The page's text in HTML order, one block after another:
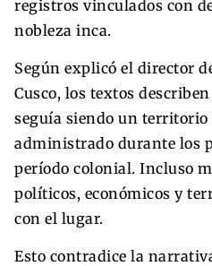
registros vinculados con
nobleza inca.
Según explicó el director
Cusco, los textos
seguía siendo un territorio
administrado durante los
período colonial. Incluso
políticos, económicos y
con el lugar.
Esto contradice la